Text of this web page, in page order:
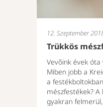
12. Szeptember
Trükkös
Vevőink évek
Miben jobb a
a
mészfestékek?
gyakran